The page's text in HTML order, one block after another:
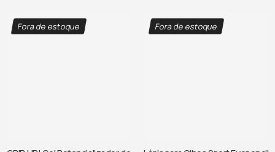
Fora de estoque Fora de estoque